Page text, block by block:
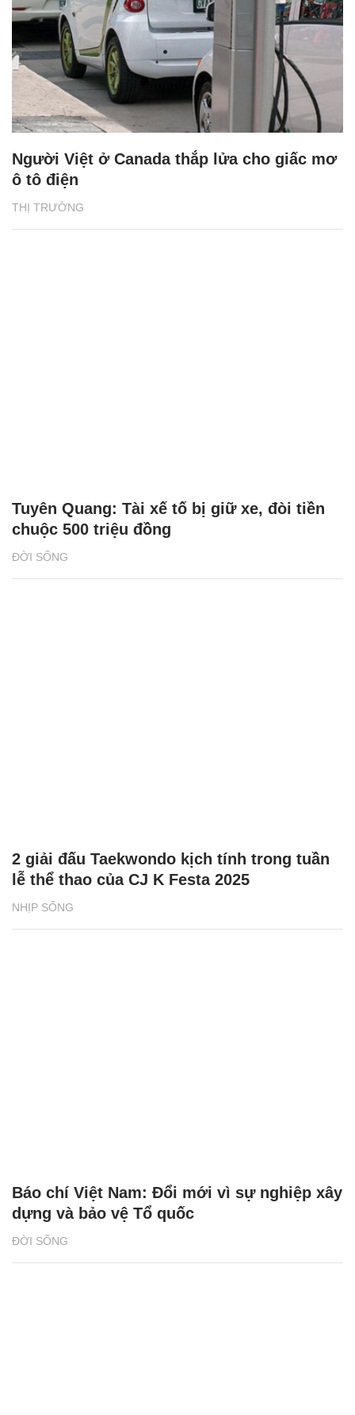
THỊ TRƯỜNG
Người Việt ở Canada thắp lửa cho giấc mơ
ô tô điện
ĐỜI SỐNG
Tuyên Quang: Tài xế tố bị giữ xe, đòi tiền
chuộc 500 triệu đồng
NHỊP SỐNG
2 giải đấu Taekwondo kịch tính trong tuần
lễ thể thao của CJ K Festa 2025
ĐỜI SỐNG
Báo chí Việt Nam: Đổi mới vì sự nghiệp xây
dựng và bảo vệ Tổ quốc